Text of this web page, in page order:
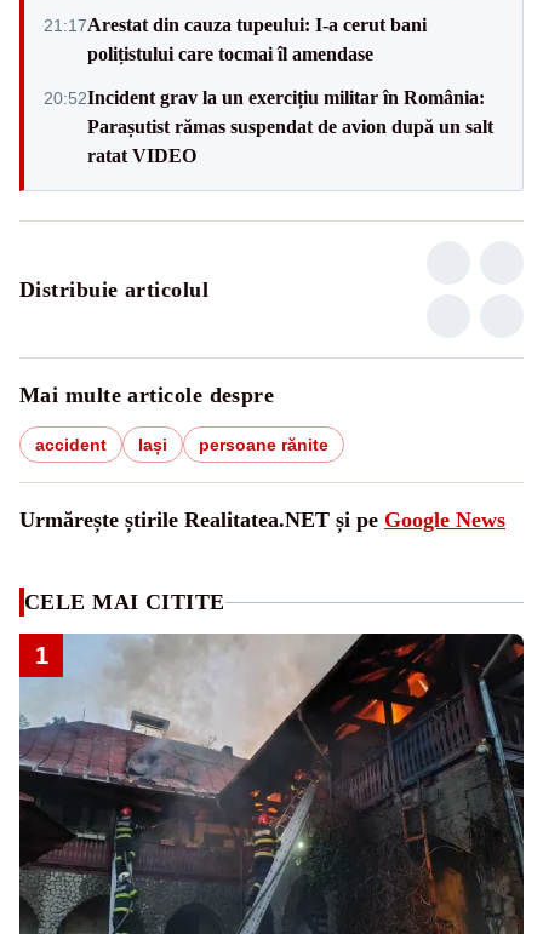
21:17Arestat din cauza tupeului: I-a cerut bani
polițistului care tocmai îl amendase
20:52Incident grav la un exercițiu militar în România:
Parașutist rămas suspendat de avion după un salt
ratat VIDEO
Distribuie articolul
Mai multe articole despre
accident Iași persoane rănite
Urmărește știrile Realitatea.NET și pe Google News
CELE MAI CITITE
1